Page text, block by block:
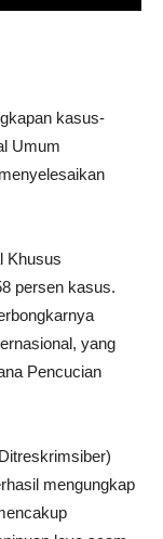
kasus-
Umum
Khusus
persen kasus.
yang
Pencucian
mengungkap